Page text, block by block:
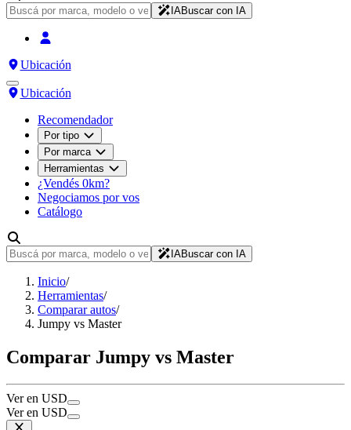
IABuscar con IA
Ubicación
Ubicación
Recomendador
Por tipo
Por marca
Herramientas
¿Vendés 0km?
Negociamos por vos
Catálogo
IABuscar con IA
Inicio/
Herramientas/
Comparar autos/
Jumpy vs Master
Comparar Jumpy vs Master
Ver en USD
Ver en USD